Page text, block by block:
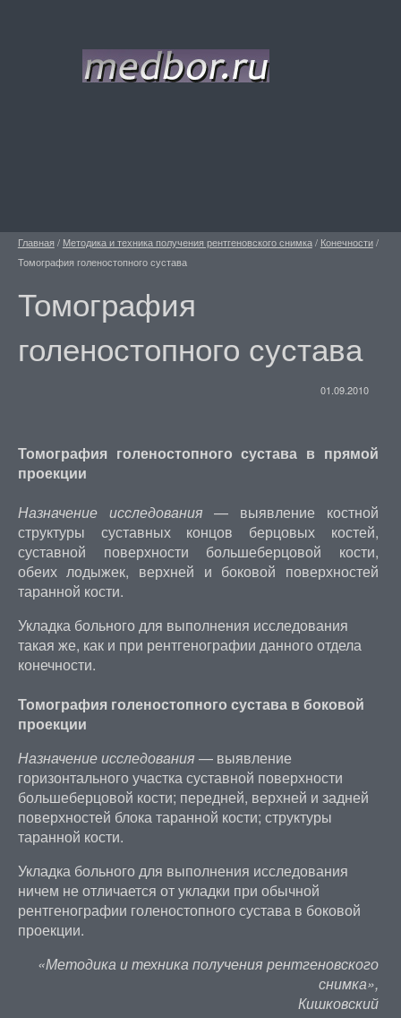
Главная / Методика и техника получения рентгеновского снимка/ Конечности/
Томография голеностопного сустава
Томография
голеностопного сустава
01.09.2010
Томография голеностопного сустава в прямой
проекции
Назначение исследования— выявление костной
структуры суставных концов берцовых костей,
суставной поверхности большеберцовой кости,
обеих лодыжек, верхней и боковой поверхностей
таранной кости.
Укладка больного для выполнения исследования
такая же, как и при рентгенографии данного отдела
конечности.
Томография голеностопного сустава в боковой
проекции
Назначение исследования — выявление
горизонтального участка суставной поверхности
большеберцовой кости; передней, верхней и задней
поверхностей блока таранной кости; структуры
таранной кости.
Укладка больного для выполнения исследования
ничем не отличается от укладки при обычной
рентгенографии голеностопного сустава в боковой
проекции.
«Методика и техника получения рентгеновского
снимка»,
Кишковский